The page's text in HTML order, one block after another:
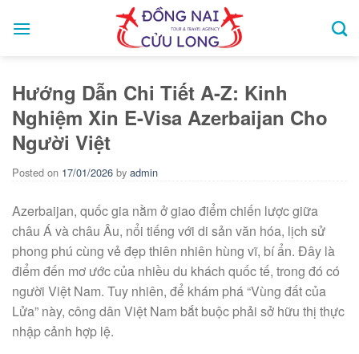
Hướng Dẫn Chi Tiết A-Z: Kinh
Nghiệm Xin E-Visa Azerbaijan Cho
Người Việt
Posted on 17/01/2026 by admin
Azerbaijan, quốc gia nằm ở giao điểm chiến lược giữa
châu Á và châu Âu, nổi tiếng với di sản văn hóa, lịch sử
phong phú cùng vẻ đẹp thiên nhiên hùng vĩ, bí ẩn. Đây là
điểm đến mơ ước của nhiều du khách quốc tế, trong đó có
người Việt Nam. Tuy nhiên, để khám phá “Vùng đất của
Lửa” này, công dân Việt Nam bắt buộc phải sở hữu thị thực
nhập cảnh hợp lệ.